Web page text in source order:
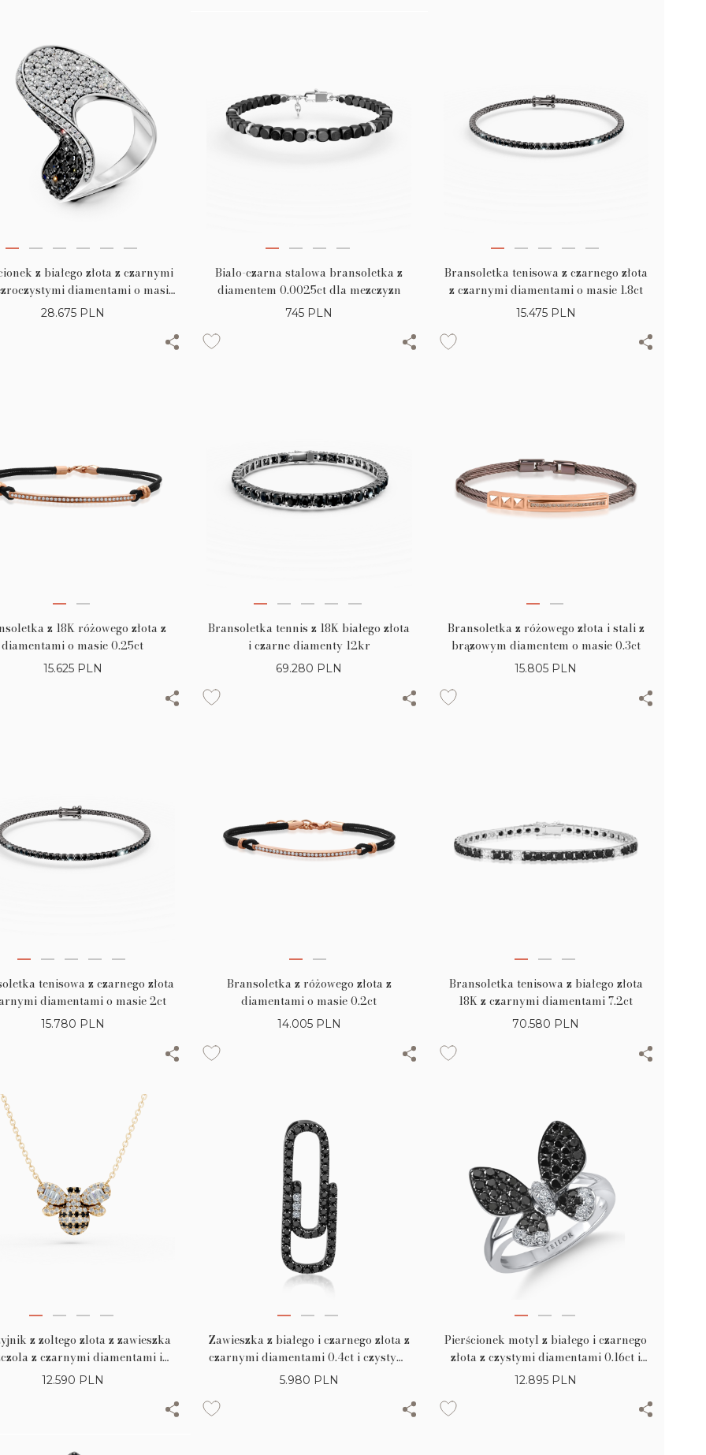
z białego złota z czarnymi
diamentami o masie
2.9ct
28.675 PLN
Bialo-czarna stalowa bransoletka z
diamentem 0.0025ct dla mezczyzn
745 PLN
Bransoletka tenisowa z czarnego złota
z czarnymi diamentami o masie 1.8ct
15.475 PLN
z 18K różowego złota z
diamentami o masie 0.25ct
15.625 PLN
Bransoletka tennis z 18K białego złota
i czarne diamenty 12kr
69.280 PLN
Bransoletka z różowego złota i stali z
brązowym diamentem o masie 0.3ct
15.805 PLN
tenisowa z czarnego złota
diamentami o masie 2ct
15.780 PLN
Bransoletka z różowego złota z
diamentami o masie 0.2ct
14.005 PLN
Bransoletka tenisowa z białego złota
18K z czarnymi diamentami 7.2ct
70.580 PLN
z zoltego zlota z zawieszka
z czarnymi diamentami i
diamentami baguette
12.590 PLN
Zawieszka z białego i czarnego złota z
czarnymi diamentami 0.4ct i czystymi
diamentami 0.02ct
5.980 PLN
Pierścionek motyl z białego i czarnego
złota z czystymi diamentami 0.16ct i
czarnymi diamentami 0.68ct
12.895 PLN